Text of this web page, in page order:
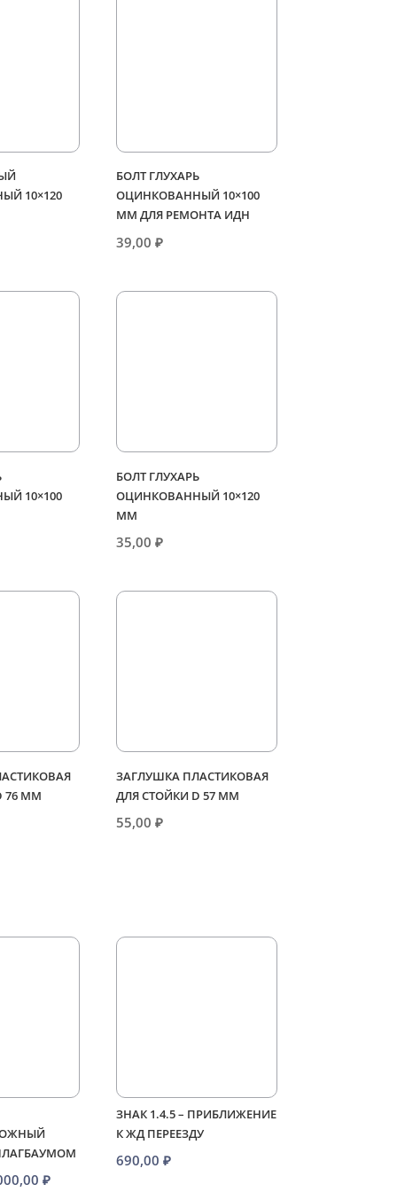
10×120
БОЛТ ГЛУХАРЬ
ОЦИНКОВАННЫЙ 10×100
ММ ДЛЯ РЕМОНТА ИДН
39,00 ₽
10×100
БОЛТ ГЛУХАРЬ
ОЦИНКОВАННЫЙ 10×120
ММ
35,00 ₽
76 ММ
ЗАГЛУШКА ПЛАСТИКОВАЯ
ДЛЯ СТОЙКИ D 57 ММ
55,00 ₽
₽Диапазон
ЗНАК 1.4.5 – ПРИБЛИЖЕНИЕ
К ЖД ПЕРЕЕЗДУ
690,00 ₽